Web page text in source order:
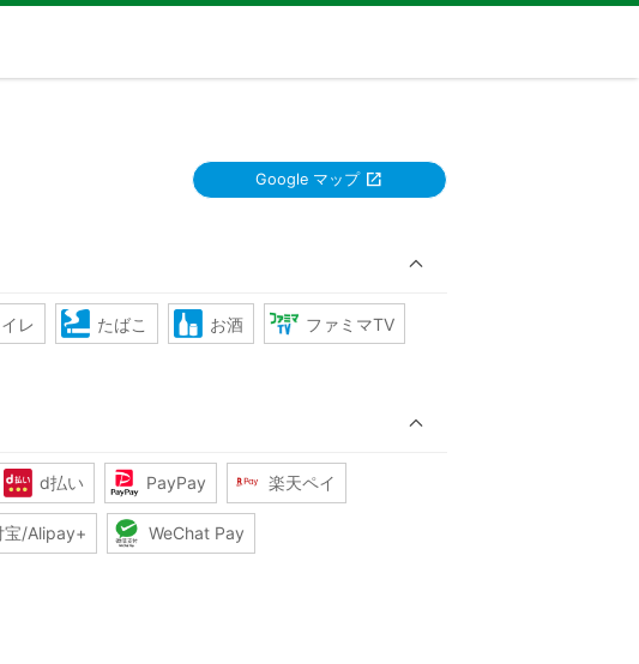
Google マップ
レ たばこ お酒 ファミマTV
d払い PayPay 楽天ペイ
宝/Alipay+ WeChat Pay